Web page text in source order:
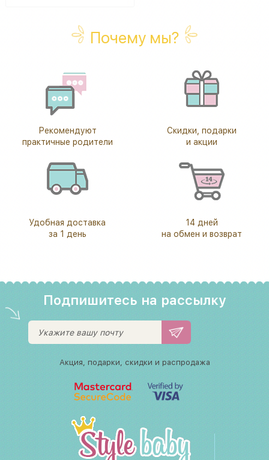
Почему мы?
Рекомендуют
практичные родители
Скидки, подарки
и акции
Удобная доставка
за 1 день
14 дней
на обмен и возврат
Подпишитесь на рассылку
Акция, подарки, скидки и распродажа